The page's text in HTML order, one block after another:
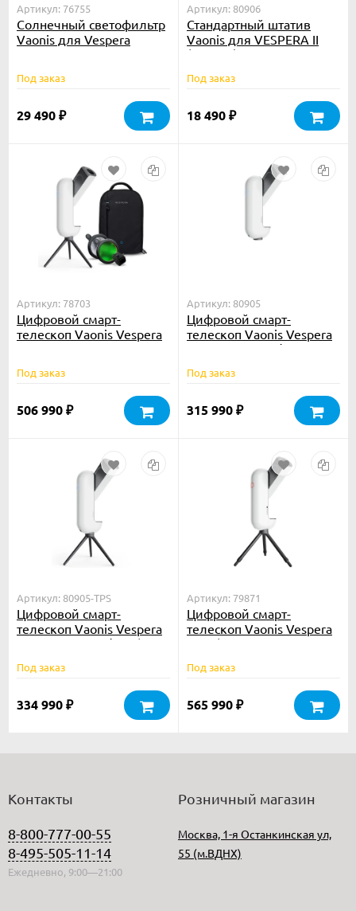
Артикул: 76755
Солнечный светофильтр
Vaonis для Vespera
Под заказ
29 490 ₽
Артикул: 80906
Стандартный штатив
Vaonis для VESPERA II
(17,5 см)
Под заказ
18 490 ₽
Артикул: 78703
Цифровой смарт-
телескоп Vaonis Vespera
Под заказ
506 990 ₽
Артикул: 80905
Цифровой смарт-
телескоп Vaonis Vespera
II апохромат 50/250
Под заказ
315 990 ₽
Артикул: 80905-TPS
Цифровой смарт-
телескоп Vaonis Vespera
II апохромат 50/250 (со
Под заказ
334 990 ₽
Артикул: 79871
Цифровой смарт-
телескоп Vaonis Vespera
PRO (со штативом и
Под заказ
565 990 ₽
Контакты
8-800-777-00-55
8-495-505-11-14
Ежедневно, 9:00—21:00
Розничный магазин
Москва, 1-я Останкинская ул,
55 (м.ВДНХ)